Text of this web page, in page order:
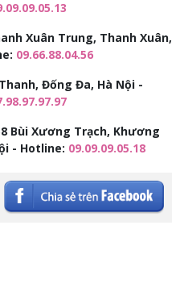
Xuân Trung, Thanh Xuân,
09.66.88.04.56
Đống Đa, Hà Nội -
Bùi Xương Trạch, Khương
- Hotline: 09.09.09.05.18